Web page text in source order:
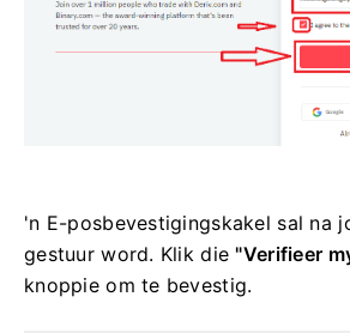
'n E-posbevestigingskakel sal na
gestuur word. Klik die "Verifieer
knoppie om te bevestig.